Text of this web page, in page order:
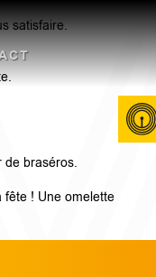
satisfaire.
de braséros.
! Une omelette